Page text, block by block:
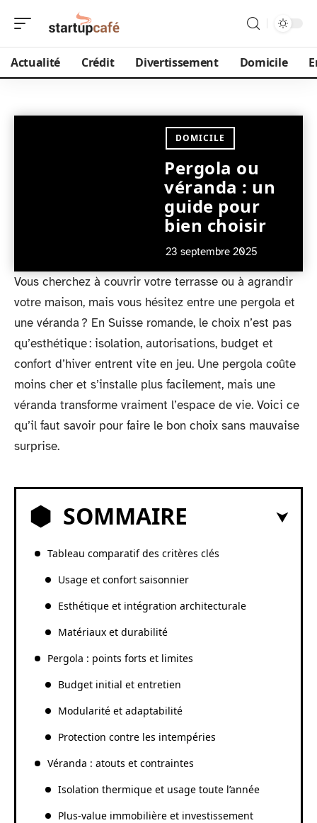
Actualité Crédit Divertissement Domicile
DOMICILE
Pergola ou
véranda : un
guide pour
bien choisir
23 septembre 2025
Vous cherchez à couvrir votre terrasse ou à agrandir
votre maison, mais vous hésitez entre une pergola et
une véranda ? En Suisse romande, le choix n’est pas
qu’esthétique : isolation, autorisations, budget et
confort d’hiver entrent vite en jeu. Une pergola coûte
moins cher et s’installe plus facilement, mais une
véranda transforme vraiment l’espace de vie. Voici ce
qu’il faut savoir pour faire le bon choix sans mauvaise
surprise.
SOMMAIRE
Tableau comparatif des critères clés
Usage et confort saisonnier
Esthétique et intégration architecturale
Matériaux et durabilité
Pergola : points forts et limites
Budget initial et entretien
Modularité et adaptabilité
Protection contre les intempéries
Véranda : atouts et contraintes
Isolation thermique et usage toute l’année
Plus-value immobilière et investissement